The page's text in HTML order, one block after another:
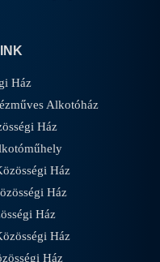
Ház
Alkotóház
Ház
Ház
Ház
Ház
Ház
Ház